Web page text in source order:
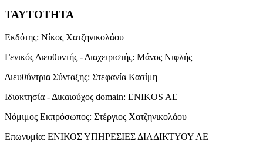
ΤΑΥΤΟΤΗΤΑ
Εκδότης: Νίκος Χατζηνικολάου
Γενικός Διευθυντής - Διαχειριστής: Μάνος Νιφλής
Διευθύντρια Σύνταξης: Στεφανία Κασίμη
Ιδιοκτησία - Δικαιούχος domain: ENIKOS AE
Νόμιμος Εκπρόσωπος: Στέργιος Χατζηνικολάου
Επωνυμία: ΕΝΙΚΟΣ ΥΠΗΡΕΣΙΕΣ ΔΙΑΔΙΚΤΥΟΥ ΑΕ